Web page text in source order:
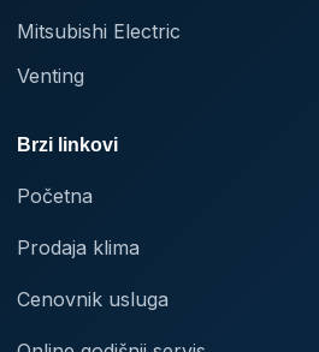
Mitsubishi Electric
Venting
Brzi linkovi
Početna
Prodaja klima
Cenovnik usluga